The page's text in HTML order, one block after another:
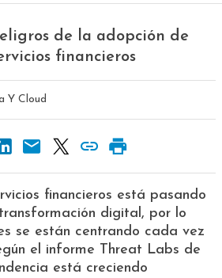
de la adopción de
financieros
Y Cloud
financieros está pasando
digital, por lo
se están centrando cada vez
el informe Threat Labs de
está creciendo